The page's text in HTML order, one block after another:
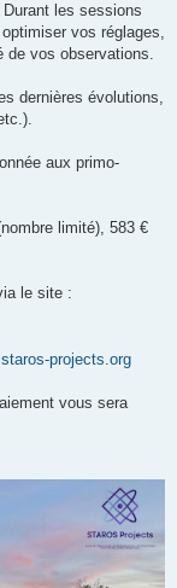
les sessions
vos réglages,
de vos observations.
dernières évolutions,
aux primo-
limité), 583 €
le site :
projects.org
vous sera